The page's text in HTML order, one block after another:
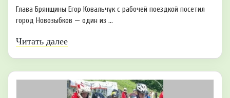
Глава Брянщины Егор Ковальчук с рабочей поездкой посетил
город Новозыбков — один из ...
Читать далее